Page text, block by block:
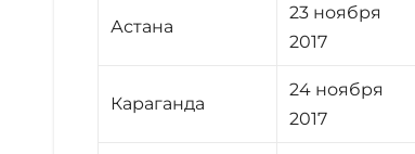
Астана
23 ноября
2017
Караганда
24 ноября
2017